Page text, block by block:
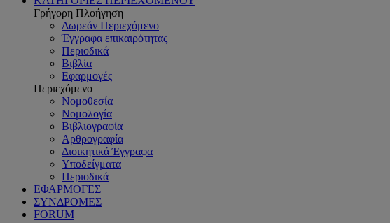
Γρήγορη Πλοήγηση
Δωρεάν Περιεχόμενο
Έγγραφα επικαιρότητας
Περιοδικά
Βιβλία
Εφαρμογές
Περιεχόμενο
Νομοθεσία
Νομολογία
Βιβλιογραφία
Αρθρογραφία
Διοικητικά Έγγραφα
Υποδείγματα
Περιοδικά
ΕΦΑΡΜΟΓΕΣ
ΣΥΝΔΡΟΜΕΣ
FORUM